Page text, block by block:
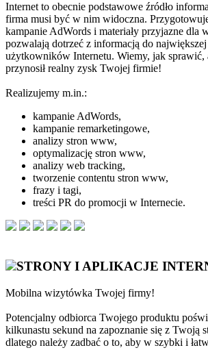
Internet to obecnie podstawowe źródło
firma musi być w nim widoczna.
kampanie AdWords i materiały przyjazne dla
pozwalają dotrzeć z informacją do
użytkowników Internetu. Wiemy, jak sprawić,
przynosił realny zysk Twojej firmie!
Realizujemy m.in.:
kampanie AdWords,
kampanie remarketingowe,
analizy stron www,
optymalizację stron www,
analizy web tracking,
tworzenie contentu stron www,
frazy i tagi,
treści PR do promocji w Internecie.
STRONY I APLIKACJE
Mobilna wizytówka Twojej firmy!
Potencjalny odbiorca Twojego produktu
kilkunastu sekund na zapoznanie się z Twoją
dlatego należy zadbać o to, aby w szybki i